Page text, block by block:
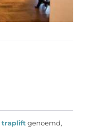
traplift genoemd,